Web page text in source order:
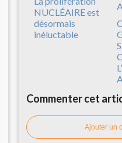
NUCLÉAIRE est
désormais
inéluctable
Commenter cet
Ajouter un